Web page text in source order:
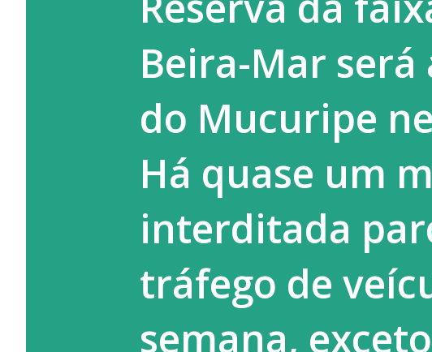
Serviços à Comunidade (PSC) e
adolescentes autores de atos
Beira-Mar
do Mucuripe
Há quase um
interditada
tráfego de
semana,